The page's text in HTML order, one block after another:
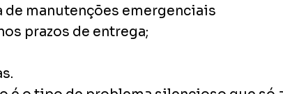
manutenções emergenciais
prazos de entrega;